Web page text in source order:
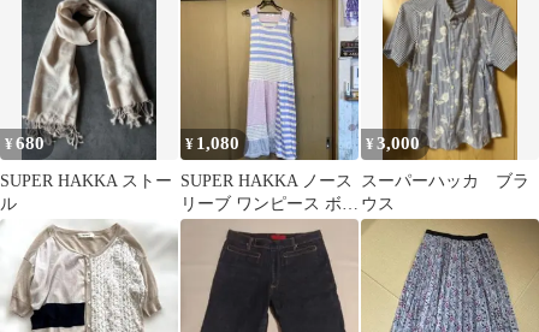
¥680
SUPER HAKKA ストー
ル
¥ 1,080
SUPER HAKKA ノース
リーブ ワンピース ボー
ダー パッチワーク
¥3,000
スーパーハッカ ブラ
ウス